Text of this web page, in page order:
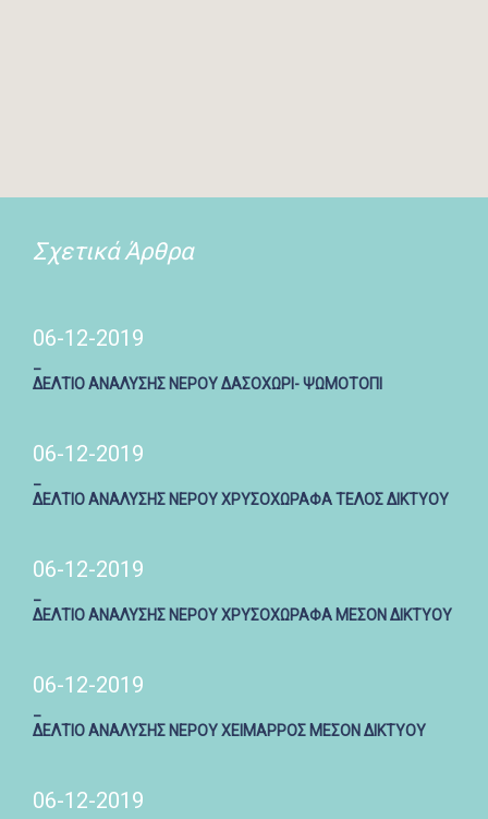
Σχετικά Άρθρα
06-12-2019
ΔΕΛΤΙΟ ΑΝΑΛΥΣΗΣ ΝΕΡΟΥ ΔΑΣΟΧΩΡΙ- ΨΩΜΟΤΟΠΙ
06-12-2019
ΔΕΛΤΙΟ ΑΝΑΛΥΣΗΣ ΝΕΡΟΥ ΧΡΥΣΟΧΩΡΑΦΑ ΤΕΛΟΣ ΔΙΚΤΥΟΥ
06-12-2019
ΔΕΛΤΙΟ ΑΝΑΛΥΣΗΣ ΝΕΡΟΥ ΧΡΥΣΟΧΩΡΑΦΑ ΜΕΣΟΝ ΔΙΚΤΥΟΥ
06-12-2019
ΔΕΛΤΙΟ ΑΝΑΛΥΣΗΣ ΝΕΡΟΥ ΧΕΙΜΑΡΡΟΣ ΜΕΣΟΝ ΔΙΚΤΥΟΥ
06-12-2019